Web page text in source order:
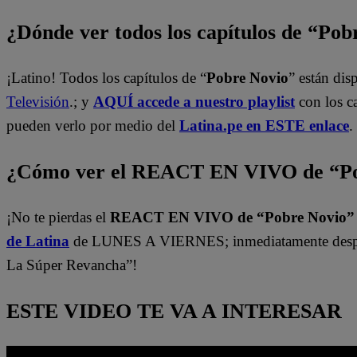
¿Dónde ver todos los capítulos de
¡Latino! Todos los capítulos de “Pobre Novio” están
Televisión.; y AQUÍ accede a nuestro playlist con los
pueden verlo por medio del Latina.pe en ESTE enlace.
¿Cómo ver el REACT EN VIVO de
¡No te pierdas el REACT EN VIVO de “Pobre
de Latina de LUNES A VIERNES; inmediatamente
La Súper Revancha”!
ESTE VIDEO TE VA A INTERESAR